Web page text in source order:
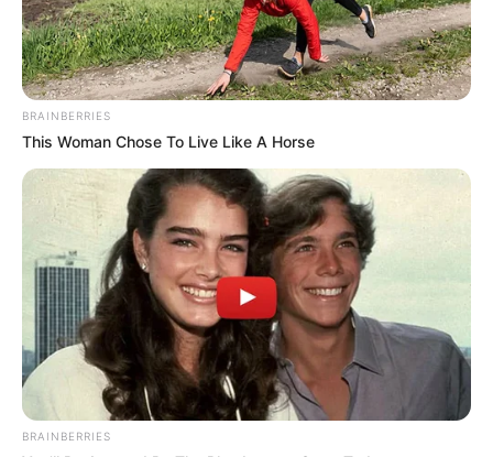
BRAINBERRIES
This Woman Chose To Live Like A Horse
BRAINBERRIES